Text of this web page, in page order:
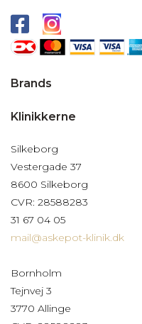
Brands
Klinikkerne
Silkeborg
Vestergade 37
8600 Silkeborg
CVR: 28588283
31 67 04 05
mail@askepot-klinik.dk
Bornholm
Tejnvej 3
3770 Allinge